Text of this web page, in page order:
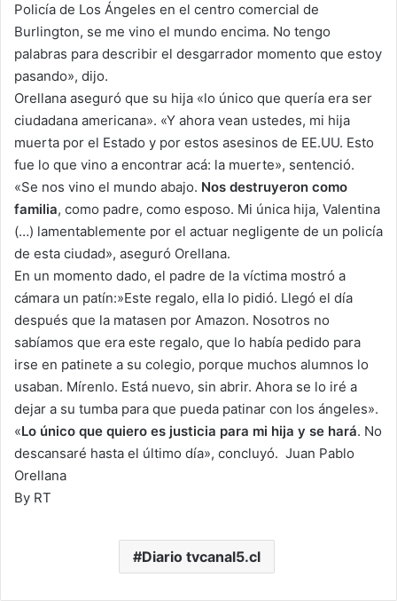
Policía de Los Ángeles en el centro comercial de
Burlington, se me vino el mundo encima. No tengo
palabras para describir el desgarrador momento que estoy
pasando», dijo.
Orellana aseguró que su hija «lo único que quería era ser
ciudadana americana». «Y ahora vean ustedes, mi hija
muerta por el Estado y por estos asesinos de EE.UU. Esto
fue lo que vino a encontrar acá: la muerte», sentenció.
«Se nos vino el mundo abajo. Nos destruyeron como
familia, como padre, como esposo. Mi única hija, Valentina
(…) lamentablemente por el actuar negligente de un policía
de esta ciudad», aseguró Orellana.
En un momento dado, el padre de la víctima mostró a
cámara un patín:»Este regalo, ella lo pidió. Llegó el día
después que la matasen por Amazon. Nosotros no
sabíamos que era este regalo, que lo había pedido para
irse en patinete a su colegio, porque muchos alumnos lo
usaban. Mírenlo. Está nuevo, sin abrir. Ahora se lo iré a
dejar a su tumba para que pueda patinar con los ángeles».
«Lo único que quiero es justicia para mi hija y se hará. No
descansaré hasta el último día», concluyó. Juan Pablo
Orellana
By RT
Diario tvcanal5.cl